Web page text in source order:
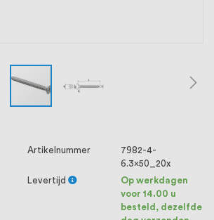
Artikelnummer
7982-4-
6.3x50_20x
Levertijd
Op werkdagen
voor 14.00 u
besteld, dezelfde